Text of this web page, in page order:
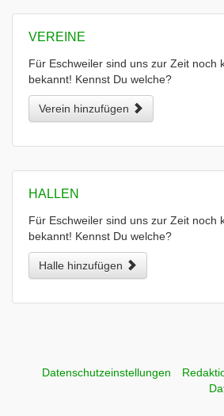
VEREINE
Für Eschweiler sind uns zur Zeit noch
bekannt! Kennst Du welche?
Verein hinzufügen
HALLEN
Für Eschweiler sind uns zur Zeit noch
bekannt! Kennst Du welche?
Halle hinzufügen
Datenschutzeinstellungen